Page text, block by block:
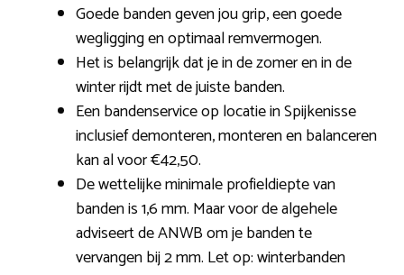
Goede banden geven jou grip, een goede
wegligging en optimaal remvermogen.
Het is belangrijk dat je in de zomer en in de
winter rijdt met de juiste banden.
Een bandenservice op locatie in Spijkenisse
inclusief demonteren, monteren en balanceren
kan al voor €42,50.
De wettelijke minimale profieldiepte van
banden is 1,6 mm. Maar voor de algehele
adviseert de ANWB om je banden te
vervangen bij 2 mm. Let op: winterbanden